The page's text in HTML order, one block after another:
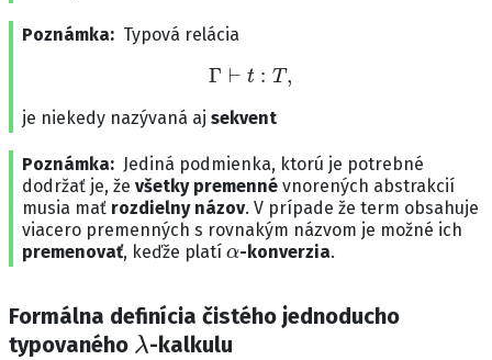
Poznámka Typová relácia
Γ ⊢t :T,
je niekedy nazývaná aj sekvent
Poznámka
Jediná podmienka, ktorú je potrebné
dodržať je, že všetky premenné vnorených abstrakcií
musia mať rozdielny názov. V prípade že term obsahuje
viacero premenných s rovnakým názvom je možné ich
premenovať, keďže platí
α
-konverzia.
Formálna definícia čistého jednoducho
typovaného λ-kalkulu